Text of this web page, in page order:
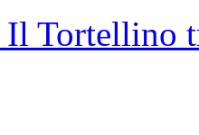
Il Tortellino